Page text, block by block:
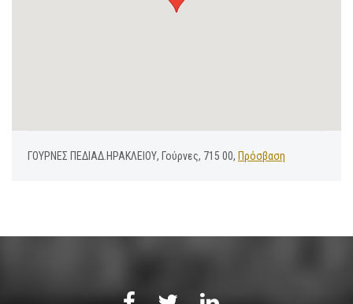
ΓΟΥΡΝΕΣ ΠΕΔΙΑΔ.ΗΡΑΚΛΕΙΟΥ, Γούρνες, 715 00, Πρόσβαση